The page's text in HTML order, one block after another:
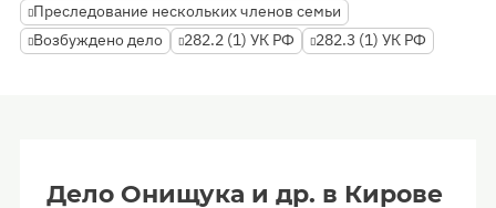
Преследование нескольких членов семьи
Возбуждено дело
282.2 (1) УК РФ 282.3 (1) УК РФ
Дело Онищука и др. в Кирове